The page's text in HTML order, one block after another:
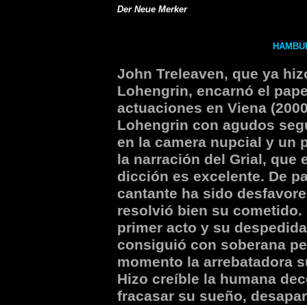
Der Neue Merker
John Treleaven, que ya
Lohengrin, encarnó el
actuaciones en Viena
Lohengrin con agudos
en la camera nupcial y un
la narración del Grial, que
dicción es excelente. De
cantante ha sido
resolvió bien su
primer acto y su
consiguió con soberana
momento la arrebatadora
Hizo creíble la humana
fracasar su sueño,